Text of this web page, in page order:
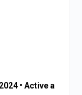
• Active a